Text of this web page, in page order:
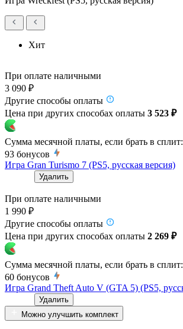
Хит
При оплате наличными
3 090 ₽
Другие способы оплаты
Цена при других способах оплаты 3 523 ₽
Сумма месячной платы, если брать в сплит:
93 бонусов
Игра Gran Turismo 7 (PS5, русская версия)
Удалить
При оплате наличными
1 990 ₽
Другие способы оплаты
Цена при других способах оплаты 2 269 ₽
Сумма месячной платы, если брать в сплит:
60 бонусов
Игра Grand Theft Auto V (GTA 5) (PS5,
Удалить
Можно улучшить комплект